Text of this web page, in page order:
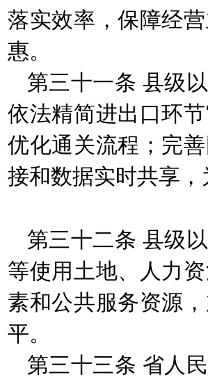
落实效率，保障经
惠。
第三十一条 县级
依法精简进出口环
优化通关流程；完
接和数据实时共享
第三十二条 县级
等使用土地、人力
素和公共服务资源
平。
第三十三条 省人